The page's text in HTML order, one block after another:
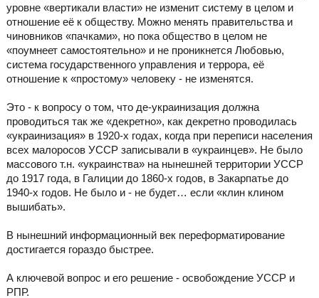
уровне «вертикали власти» не изменит систему в целом и
отношение её к обществу. Можно менять правительства и
чиновников «пачками», но пока общество в целом не
«поумнеет самостоятельно» и не проникнется Любовью,
система государственного управления и террора, её
отношение к «простому» человеку - не изменятся.
Это - к вопросу о том, что де-украинизация должна
проводиться так же «декретно», как декретно проводилась
«украинизация» в 1920-х годах, когда при переписи населения
всех малоросов УССР записывали в «украинцев». Не было
массового т.н. «украинства» на нынешней территории УССР
до 1917 года, в Галиции до 1860-х годов, в Закарпатье до
1940-х годов. Не было и - не будет… если «клин клином
вышибать».
В нынешний информационный век переформатирование
достигается гораздо быстрее.
А ключевой вопрос и его решение - освобождение УССР и
РПР.